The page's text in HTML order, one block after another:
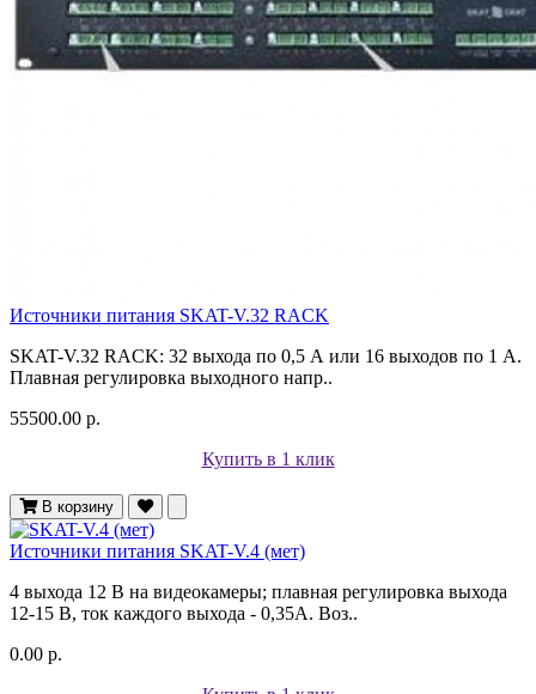
Источники питания SKAT-V.32 RACK
SKAT-V.32 RACK: 32 выхода по 0,5 А или 16 выходов по 1 А.
Плавная регулировка выходного напр..
55500.00 р.
Купить в 1 клик
В корзину
Источники питания SKAT-V.4 (мет)
4 выхода 12 В на видеокамеры; плавная регулировка выхода
12-15 В, ток каждого выхода - 0,35А. Воз..
0.00 р.